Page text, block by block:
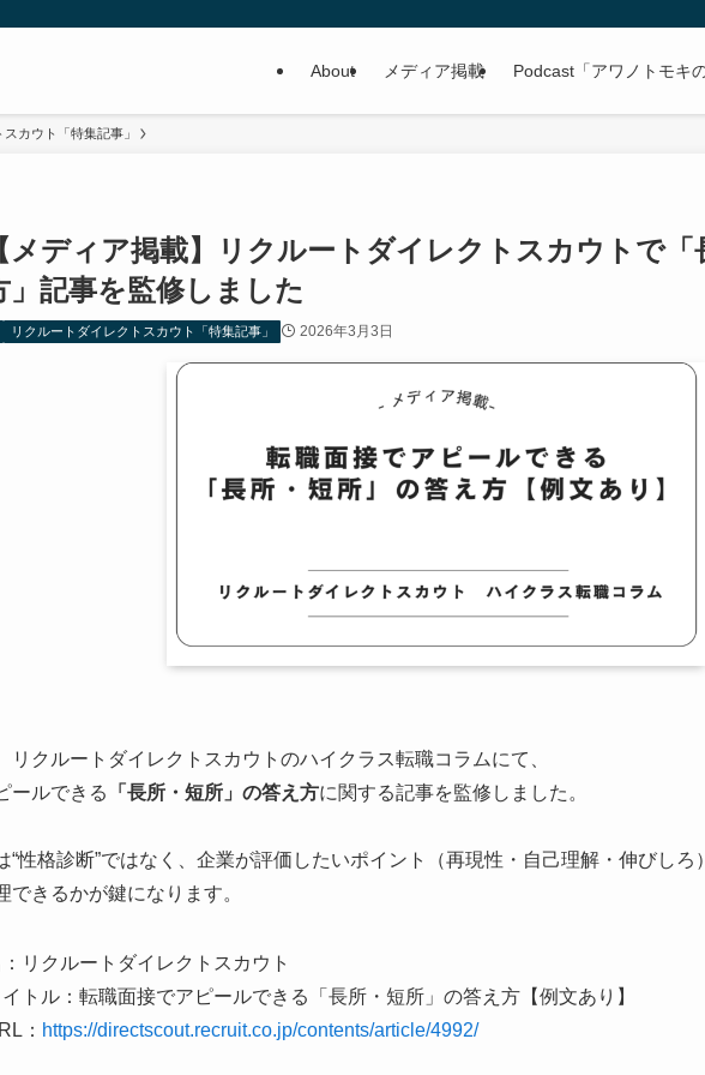
About メディア掲載 Podcast「アワノトモキ
カウト「特集記事」
メディア掲載】リクルートダイレクトスカウトで
」記事を監修しました
リクルートダイレクトスカウト「特集記事」 2026年3月3日
リクルートダイレクトスカウトのハイクラス転職コラムにて、
ールできる
「長所・短所」の答え方に関する記事を監修しました。
“性格診断”ではなく、企業が評価したいポイント（再現性・自己理解・伸びしろ
できるかが鍵になります。
リクルートダイレクトスカウト
トル：転職面接でアピールできる「長所・短所」の答え方【例文あり】
： https://directscout.recruit.co.jp/contents/article/4992/